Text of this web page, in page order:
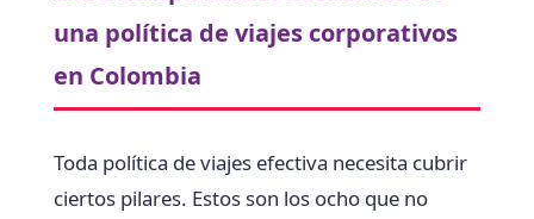
una política de viajes corporativos
en Colombia
Toda política de viajes efectiva necesita cubrir
ciertos pilares. Estos son los ocho que no